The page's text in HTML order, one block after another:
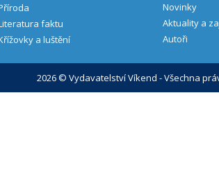
faktu
a luštění
Novinky
Aktuality a
Autoři
2026 © Vydavatelství Víkend - Všechna